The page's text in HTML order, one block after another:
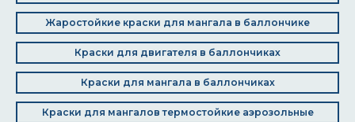
Жаростойкие краски для мангала в баллончике
Краски для двигателя в баллончиках
Краски для мангала в баллончиках
Краски для мангалов термостойкие аэрозольные